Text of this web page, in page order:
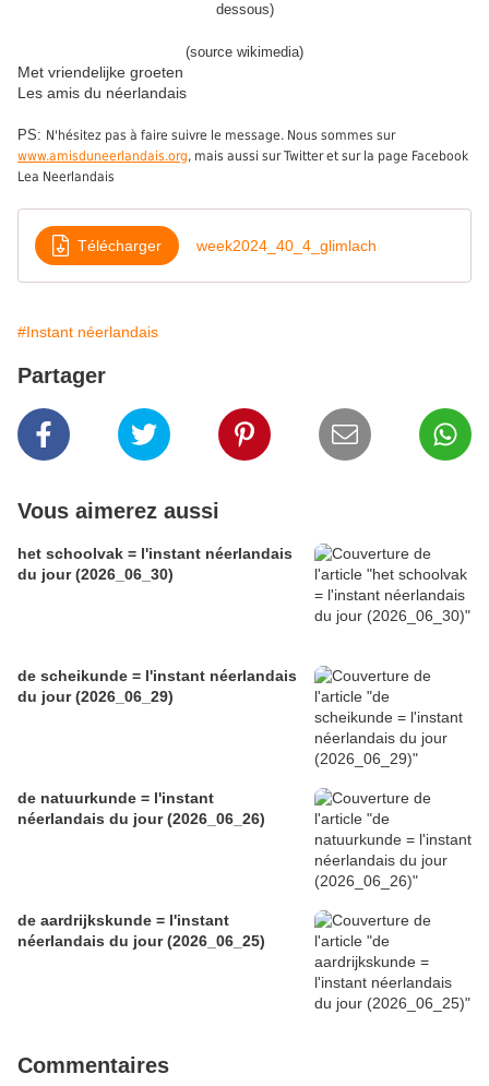
dessous)
(source wikimedia)
Met vriendelijke groeten
Les amis du néerlandais
PS: N'hésitez pas à faire suivre le message. Nous sommes sur
www.amisduneerlandais.org, mais aussi sur Twitter et sur la page Facebook
Lea Neerlandais
Télécharger week2024_40_4_glimlach
#Instant néerlandais
Partager
Vous aimerez aussi
het schoolvak = l'instant néerlandais
du jour (2026_06_30)
de scheikunde = l'instant néerlandais
du jour (2026_06_29)
de natuurkunde = l'instant
néerlandais du jour (2026_06_26)
de aardrijkskunde = l'instant
néerlandais du jour (2026_06_25)
Commentaires